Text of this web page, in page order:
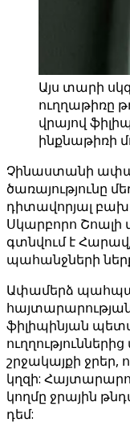
Այս տարի
ուղղաթիռը
վրայով
ինքնաթիռի
Չինաստանի
ծառայությունը
դիտավորյալ
Սկարբորո Շոալի
գտնվում է
պահանջների
Ափամերձ
ֆիլիպինյան
շրջակայքի ջրեր,
կղզի:
կողմը ջրային
դեմ: